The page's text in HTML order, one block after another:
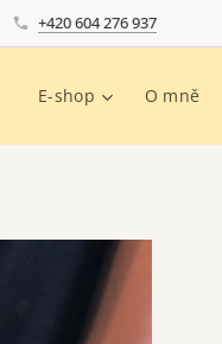
+420 604 276 937
E-shop O mně